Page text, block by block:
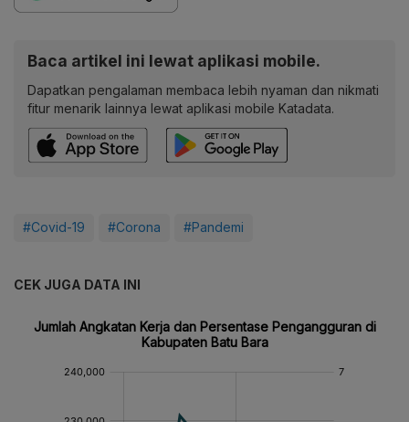
Baca artikel ini lewat aplikasi mobile.
Dapatkan pengalaman membaca lebih nyaman dan nikmati
fitur menarik lainnya lewat aplikasi mobile Katadata.
#Covid-19 #Corona #Pandemi
CEK JUGA DATA INI